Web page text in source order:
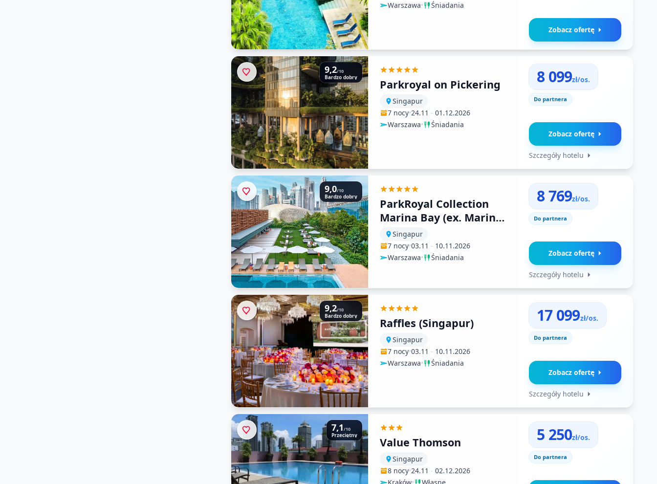
Warszawa• Śniadania
Zobacz ofertę
9,2/10
Bardzo dobry Parkroyal on Pickering
Singapur
7 nocy•24.11 - 01.12.2026
Warszawa• Śniadania
8 099zł/os.
Do partnera
Zobacz ofertę
Szczegóły hotelu
9,0/10
Bardzo dobry
ParkRoyal Collection
Marina Bay (ex. Marina
Mandarin)
Singapur
7 nocy•03.11 - 10.11.2026
Warszawa• Śniadania
8 769zł/os.
Do partnera
Zobacz ofertę
Szczegóły hotelu
9,2/10
Bardzo dobry Raffles (Singapur)
Singapur
7 nocy•03.11 - 10.11.2026
Warszawa• Śniadania
17 099zł/os.
Do partnera
Zobacz ofertę
Szczegóły hotelu
7,1/10
Przeciętny Value Thomson
Singapur
8 nocy•24.11 - 02.12.2026
5 250zł/os.
Do partnera